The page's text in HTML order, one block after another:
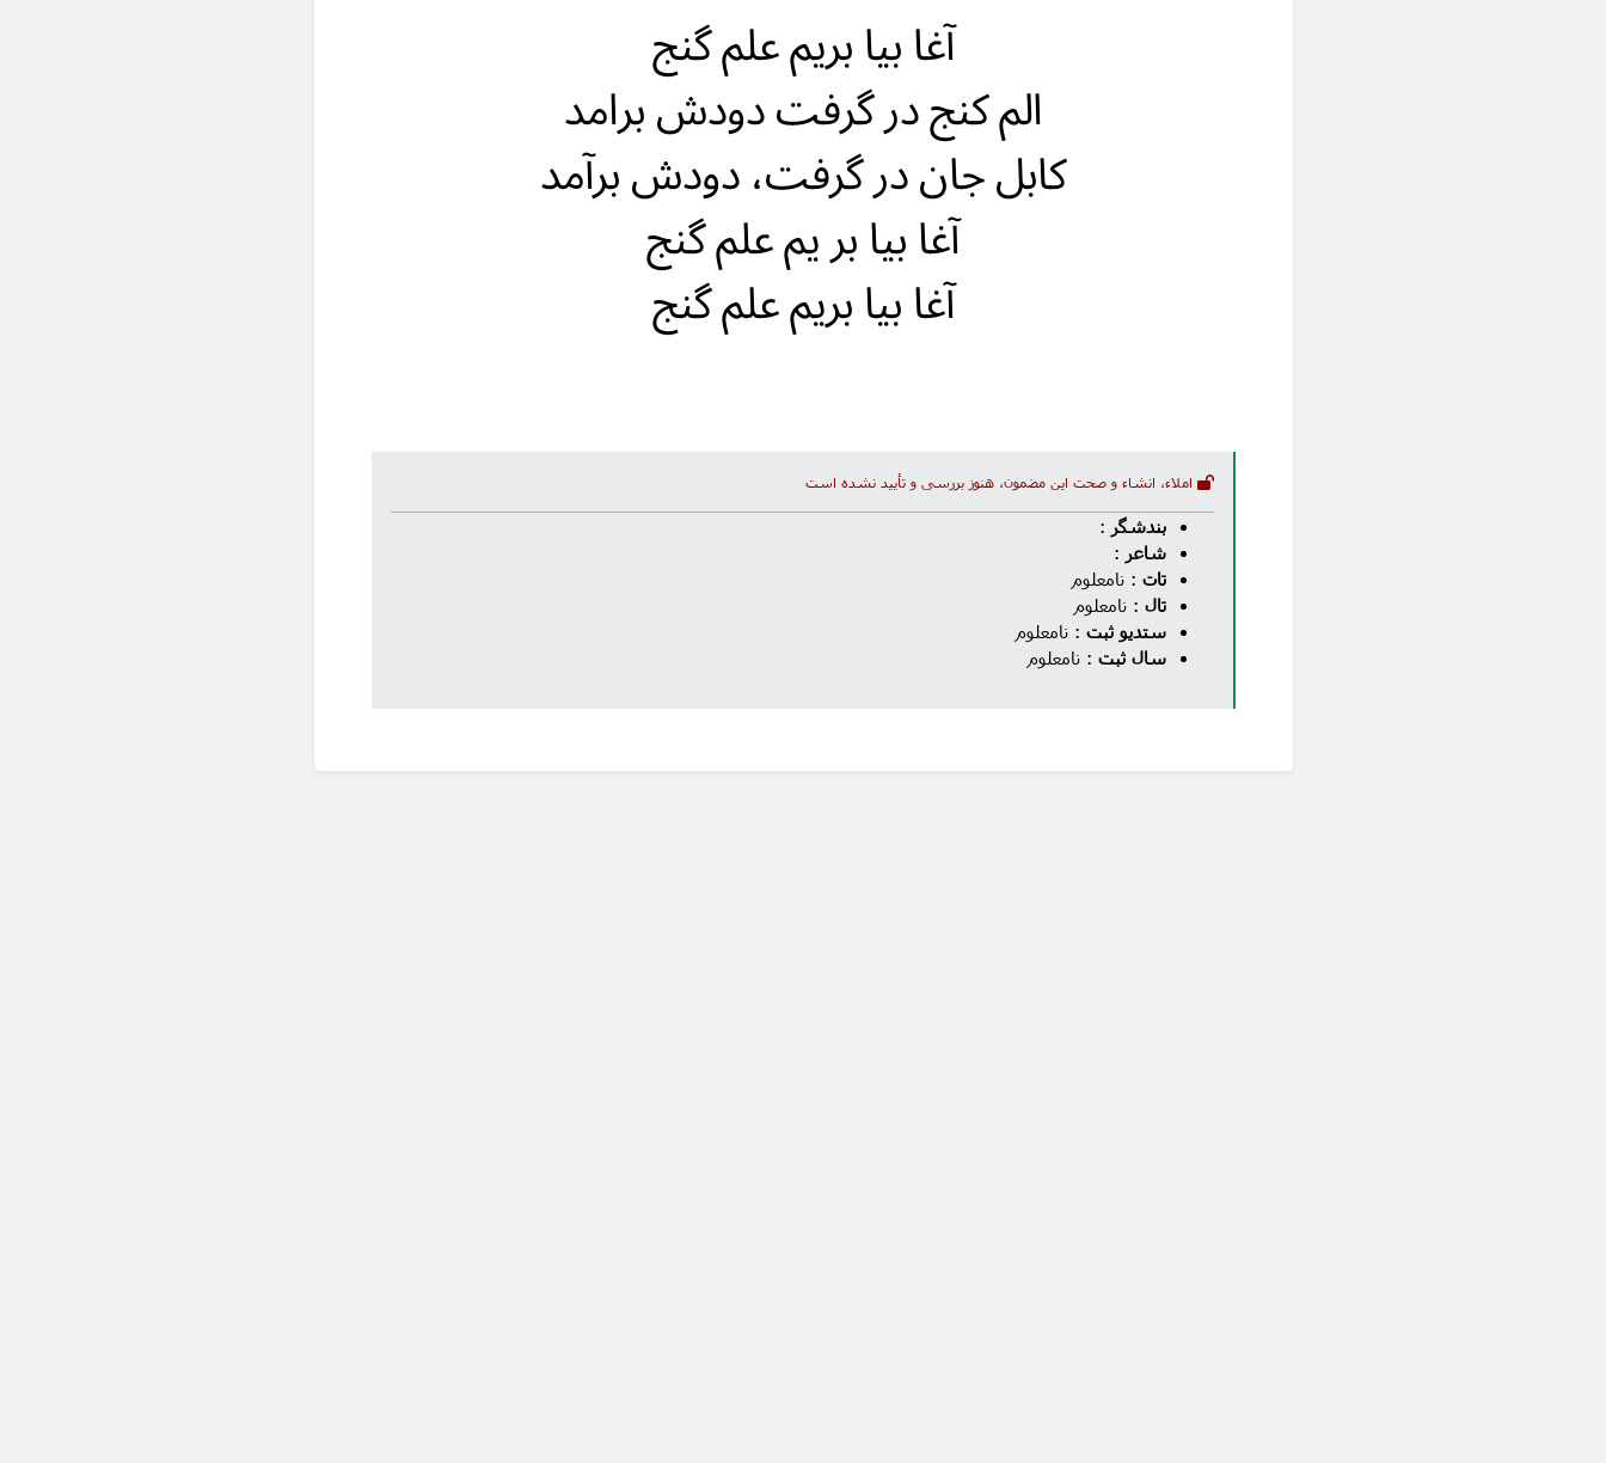
آغا بیا بریم علم گنج
الم کنج در گرفت دودش برامد
کابل جان در گرفت، دودش برآمد
آغا بیا بر یم علم گنج
آغا بیا بریم علم گنج
املاء، انشاء و صحت این مضمون، هنوز بررسی و تأیید نشده است
بندشگر :
شاعر :
تات : نامعلوم
تال : نامعلوم
ستدیو ثبت : نامعلوم
سال ثبت : نامعلوم